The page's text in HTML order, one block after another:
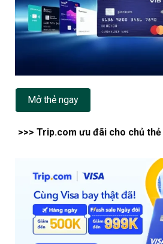
Mở thẻ ngay
>>> Trip.com ưu đãi cho chủ thẻ